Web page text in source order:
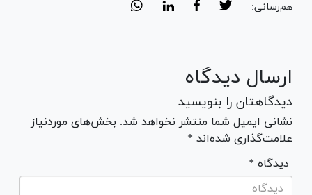
هم‌رسانی:
ارسال دیدگاه
دیدگاهتان را بنویسید
نشانی ایمیل شما منتشر نخواهد شد. بخش‌های موردنیاز
علامت‌گذاری شده‌اند *
* دیدگاه